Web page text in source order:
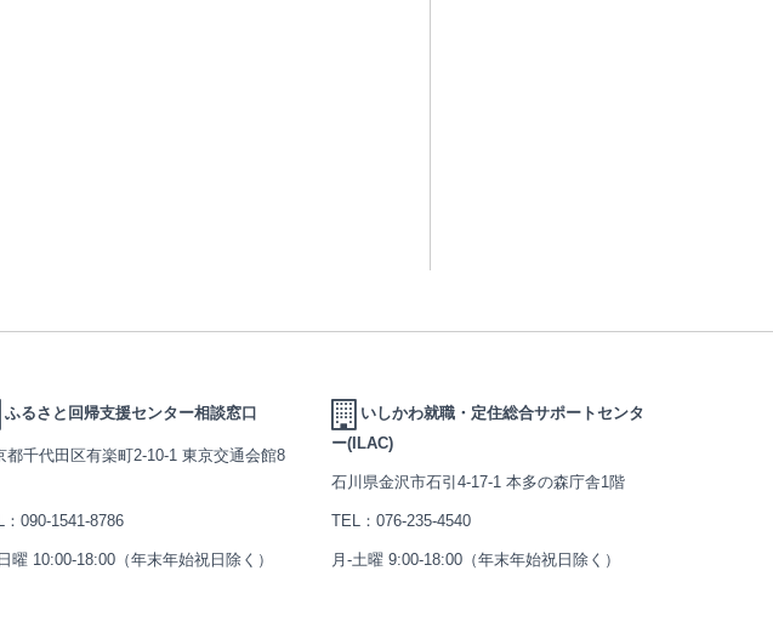
ふるさと回帰支援センター相談窓口
都千代田区有楽町2-10-1 東京交通会館8
090-1541-8786
曜 10:00-18:00（年末年始祝日除く）
いしかわ就職・定住総合サポートセンタ
ー(ILAC)
石川県金沢市石引4-17-1 本多の森庁舎1階
TEL： 076-235-4540
月-土曜 9:00-18:00（年末年始祝日除く）